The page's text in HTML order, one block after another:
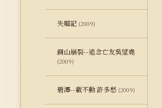
失帽記 (2009)
銅山崩裂--追念亡友吳望堯
(2009)
碧潭--載不動 許多愁 (2009)